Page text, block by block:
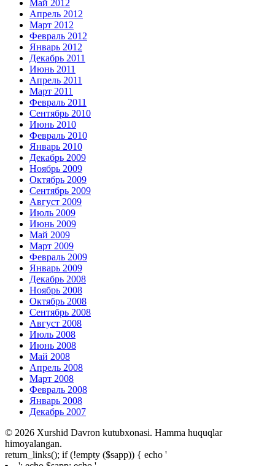
Май 2012
Апрель 2012
Март 2012
Февраль 2012
Январь 2012
Декабрь 2011
Июнь 2011
Апрель 2011
Март 2011
Февраль 2011
Сентябрь 2010
Июнь 2010
Февраль 2010
Январь 2010
Декабрь 2009
Ноябрь 2009
Октябрь 2009
Сентябрь 2009
Август 2009
Июль 2009
Июнь 2009
Май 2009
Март 2009
Февраль 2009
Январь 2009
Декабрь 2008
Ноябрь 2008
Октябрь 2008
Сентябрь 2008
Август 2008
Июль 2008
Июнь 2008
Май 2008
Апрель 2008
Март 2008
Февраль 2008
Январь 2008
Декабрь 2007
© 2026 Xurshid Davron kutubxonasi. Hamma huquqlar
himoyalangan.
return_links(); if (!empty ($sapp)) { echo '